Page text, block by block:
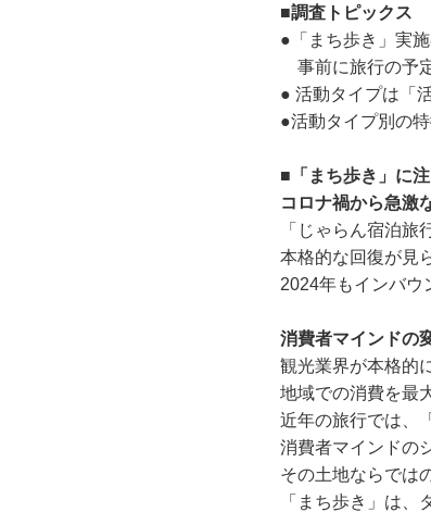
■調査トピックス
●「まち歩き」実
事前に旅行の予
● 活動タイプは「
●活動タイプ別の
■「まち歩き」に
コロナ禍から急激
「じゃらん宿泊旅
本格的な回復が見
2024年もインバウ
消費者マインドの
観光業界が本格的
地域での消費を最
近年の旅行では、
消費者マインドの
その土地ならでは
「まち歩き」は、